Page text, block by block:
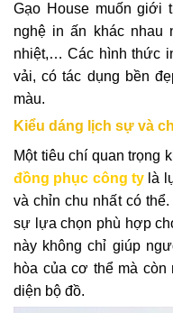
Gạo House muốn giới
nghệ in ấn khác nhau
nhiệt,… Các hình thức
vải, có tác dụng bền
màu.
Kiểu dáng lịch sự và
Một tiêu chí quan trọng
đồng phục công ty là
và chỉn chu nhất có
sự lựa chọn phù hợp
này không chỉ giúp
hòa của cơ thể mà
diện bộ đồ.